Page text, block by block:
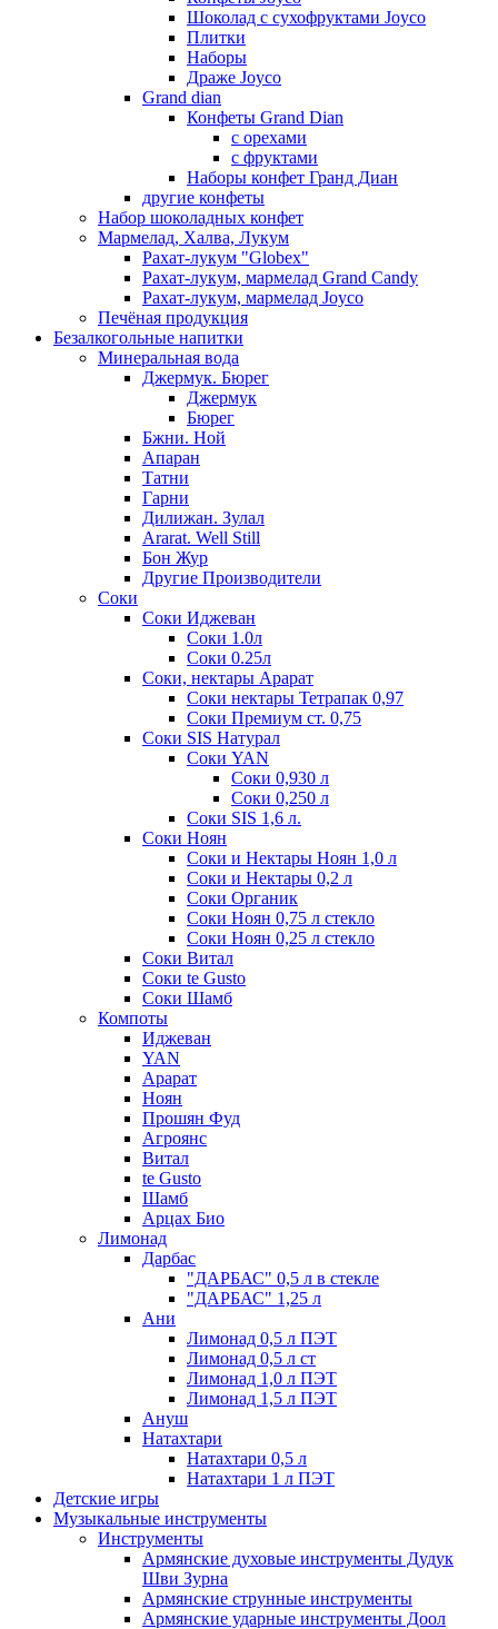
Шоколад с сухофруктами Joyco
Плитки
Наборы
Драже Joyco
Grand dian
Конфеты Grand Dian
с орехами
с фруктами
Наборы конфет Гранд Диан
другие конфеты
Набор шоколадных конфет
Мармелад, Халва, Лукум
Рахат-лукум "Globex"
Рахат-лукум, мармелад Grand Candy
Рахат-лукум, мармелад Joyco
Печёная продукция
Безалкогольные напитки
Минеральная вода
Джермук. Бюрег
Джермук
Бюрег
Бжни. Ной
Апаран
Татни
Гарни
Дилижан. Зулал
Ararat. Well Still
Бон Жур
Другие Производители
Соки
Соки Иджеван
Соки 1.0л
Соки 0.25л
Соки, нектары Арарат
Соки нектары Тетрапак 0,97
Соки Премиум ст. 0,75
Соки SIS Натурал
Соки YAN
Соки 0,930 л
Соки 0,250 л
Соки SIS 1,6 л.
Соки Ноян
Соки и Нектары Ноян 1,0 л
Соки и Нектары 0,2 л
Соки Органик
Соки Ноян 0,75 л стекло
Соки Ноян 0,25 л стекло
Соки Витал
Соки te Gusto
Соки Шамб
Компоты
Иджеван
YAN
Арарат
Ноян
Прошян Фуд
Агроянс
Витал
te Gusto
Шамб
Арцах Био
Лимонад
Дарбас
"ДАРБАС" 0,5 л в стекле
"ДАРБАС" 1,25 л
Ани
Лимонад 0,5 л ПЭТ
Лимонад 0,5 л ст
Лимонад 1,0 л ПЭТ
Лимонад 1,5 л ПЭТ
Ануш
Натахтари
Натахтари 0,5 л
Натахтари 1 л ПЭТ
Детские игры
Музыкальные инструменты
Инструменты
Армянские духовые инструменты Дудук
Шви Зурна
Армянские струнные инструменты
Армянские ударные инструменты Доол